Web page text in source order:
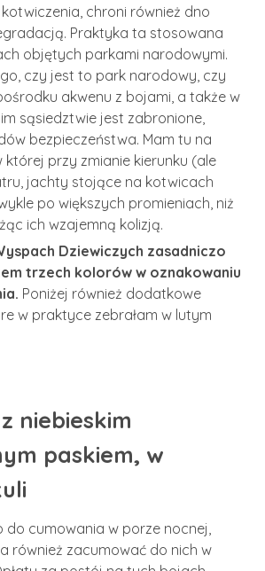
chroni również dno
Praktyka ta stosowana
objętych parkami narodowymi.
czy jest to park narodowy, czy
akwenu z bojami, a także w
sąsiedztwie jest zabronione,
bezpieczeństwa. Mam tu na
przy zmianie kierunku (ale
jachty stojące na kotwicach
po większych promieniach, niż
ich wzajemną kolizją.
Dziewiczych zasadniczo
trzech kolorów w oznakowaniu
Poniżej również dodatkowe
w praktyce zebrałam w lutym
niebieskim
paskiem, w
do cumowania w porze nocnej,
również zacumować do nich w